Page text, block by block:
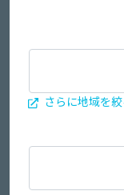
さらに地域を絞